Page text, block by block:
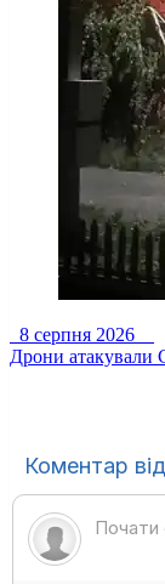
8 серпня 2026
Дрони атакували